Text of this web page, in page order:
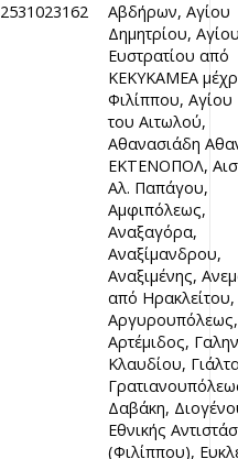
2531023162
Αβδήρων, Αγίου
Δημητρίου,
Ευστρατίου από
ΚΕΚΥΚΑΜΕΑ
Φιλίππου,
του Αιτωλού,
Αθανασιάδη
ΕΚΤΕΝΟΠΟΛ,
Αλ. Παπάγου,
Αμφιπόλεως,
Αναξαγόρα,
Αναξίμανδρου,
Αναξιμένης,
από Ηρακλείτου,
Αργυρουπόλεως,
Αρτέμιδος,
Κλαυδίου,
Δαβάκη,
Εθνικής
(Φιλίππου),